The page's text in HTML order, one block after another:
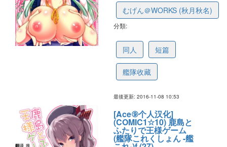
むげん＠WORKS (秋月秋名)
分類:
同人 短篇
艦隊收藏
最後更新: 2016-11-08 10:53
[Ace⑨个人汉化]
(COMIC1☆10) 鹿島と
ふたりで王様ゲーム
(艦隊これくしょん -艦